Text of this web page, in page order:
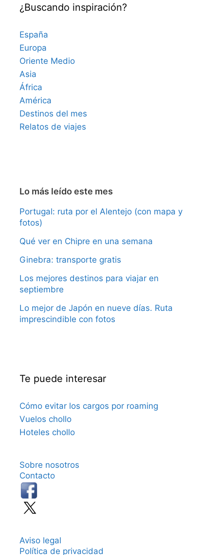
¿Buscando inspiración?
España
Europa
Oriente Medio
Asia
África
América
Destinos del mes
Relatos de viajes
Lo más leído este mes
Portugal: ruta por el Alentejo (con mapa y
fotos)
Qué ver en Chipre en una semana
Ginebra: transporte gratis
Los mejores destinos para viajar en
septiembre
Lo mejor de Japón en nueve días. Ruta
imprescindible con fotos
Te puede interesar
Cómo evitar los cargos por roaming
Vuelos chollo
Hoteles chollo
Sobre nosotros
Contacto
Aviso legal
Política de privacidad